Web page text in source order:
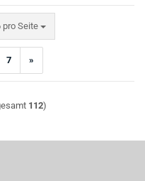
pro Seite
Seite
7 »
112)